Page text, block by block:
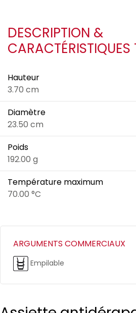
DESCRIPTION &
CARACTÉRISTIQUES
Hauteur
3.70 cm
Diamètre
23.50 cm
Poids
192.00 g
Température maximum
70.00 °C
ARGUMENTS COMMERCIAUX
Empilable